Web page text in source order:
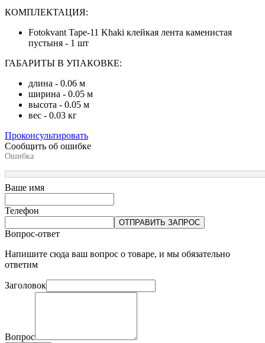
КОМПЛЕКТАЦИЯ:
Fotokvant Tape-11 Khaki клейкая лента каменистая
пустыня - 1 шт
ГАБАРИТЫ В УПАКОВКЕ:
длина - 0.06 м
ширина - 0.05 м
высота - 0.05 м
вес - 0.03 кг
Проконсультировать
Сообщить об ошибке
Ошибка
Ваше имя
Телефон
ОТПРАВИТЬ ЗАПРОС
Вопрос-ответ
Напишите сюда ваш вопрос о товаре, и мы обязательно
ответим
Заголовок
Вопрос